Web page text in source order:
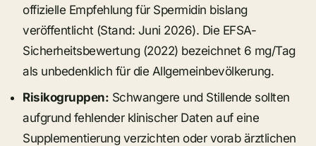
offizielle Empfehlung für Spermidin bislang
veröffentlicht (Stand: Juni 2026). Die EFSA-
Sicherheitsbewertung (2022) bezeichnet 6 mg/Tag
als unbedenklich für die Allgemeinbevölkerung.
Risikogruppen: Schwangere und Stillende sollten
aufgrund fehlender klinischer Daten auf eine
Supplementierung verzichten oder vorab ärztlichen